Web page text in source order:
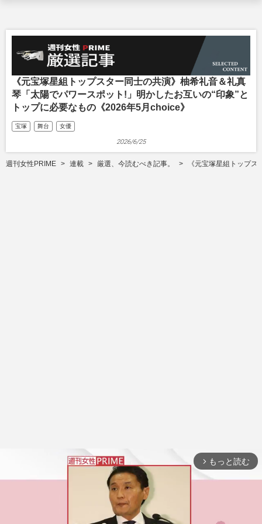
《元宝塚星組トップスター同士の共演》柚希礼音＆礼真
琴「太陽でパワースポット!」明かしたお互いの“印象”と
トップに必要なもの《2026年5月choice》
宝塚 舞台 女優
2026/6/25
週刊女性PRIME 連載 厳選、今読むべき記事。 《元宝塚星組トップ
arrow_forward_ios もっと読む